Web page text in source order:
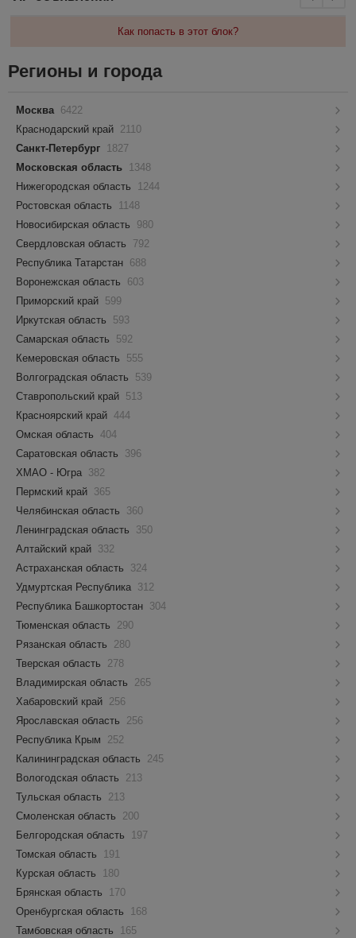
Как попасть в этот блок?
Регионы и города
Москва 6422
Краснодарский край 2110
Санкт-Петербург 1827
Московская область 1348
Нижегородская область
1244
Ростовская область
1148
Новосибирская область
980
Свердловская область
792
Республика Татарстан 688
Воронежская область
603
Приморский край 599
Иркутская область
593
Самарская область
592
Кемеровская область
555
Волгоградская область
539
Ставропольский край 513
Красноярский край 444
Омская область 404
Саратовская область
396
ХМАО - Югра 382
Пермский край 365
Челябинская область
360
Ленинградская область
350
Алтайский край 332
Астраханская область
324
Удмуртская Республика 312
Республика Башкортостан 304
Тюменская область
290
Рязанская область
280
Тверская область
278
Владимирская область
265
Хабаровский край 256
Ярославская область
256
Республика Крым
252
Калининградская область
245
Вологодская область
213
Тульская область
213
Смоленская область
200
Белгородская область
197
Томская область
191
Курская область
180
Брянская область
170
Оренбургская область
168
Тамбовская область
165